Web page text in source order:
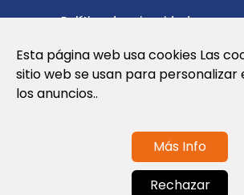
Política de privacidad
Política de cookies
Nota Legal y Condiciones de
Contáctanos
Esta página web usa cookies Las
sitio web se usan para personalizar
los anuncios..
Más Info
Rechazar